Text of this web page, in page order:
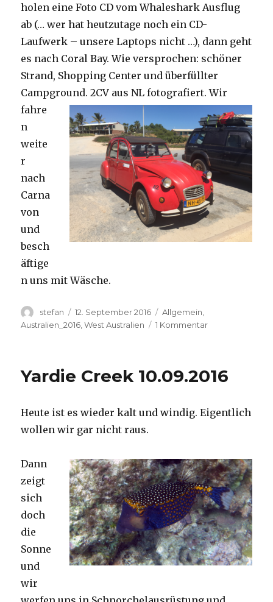
holen eine Foto CD vom Whaleshark Ausflug
ab (… wer hat heutzutage noch ein CD-
Laufwerk – unsere Laptops nicht …), dann geht
es nach Coral Bay. Wie versprochen: schöner
Strand, Shopping Center und überfüllter
Campground.2CV aus NL fotografiert. Wir
fahre
n
weite
r
nach
Carna
von
und
besch
äftige
n uns mit Wäsche.
Autor
stefan
Veröffentlicht
am
12. September 2016 Kategorien
Allgemein
Australien_2016 ,West Australien 1 Kommentarzu
Yardie Creek 10.09.2016
Heute ist es wieder kalt und windig. Eigentlich
wollen wir gar nicht raus.
Dann
zeigt
sich
doch
die
Sonne
und
wir